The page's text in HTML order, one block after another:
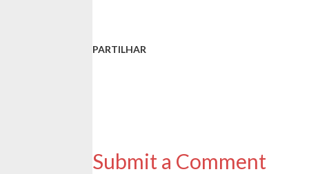
PARTILHAR
Submit a Comment